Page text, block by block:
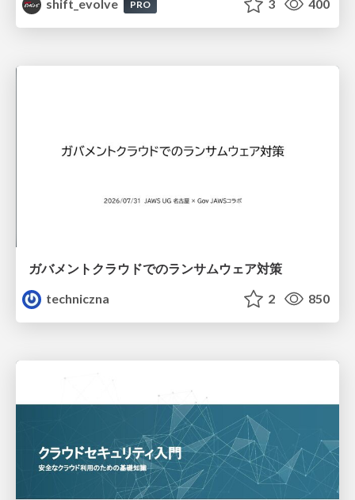
shift_evolve PRO 3 400
ガバメントクラウドでのランサムウェア対策
techniczna
2 850